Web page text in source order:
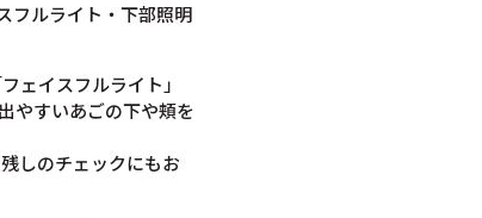
フルライト・下部照明
ェイスフルライト」
やすいあごの下や頬を
しのチェックにもお